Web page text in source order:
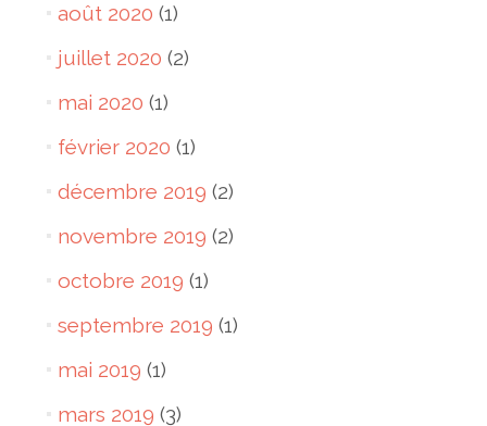
août 2020 (1)
juillet 2020 (2)
mai 2020 (1)
février 2020 (1)
décembre 2019 (2)
novembre 2019 (2)
octobre 2019 (1)
septembre 2019 (1)
mai 2019 (1)
mars 2019 (3)